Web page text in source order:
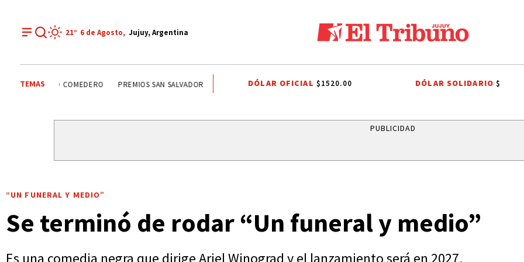
21° 6 de Agosto, Jujuy, Argentina
TEMAS SANTISIMO SALVADOR CARLOS SADIR ALTO COMEDERO PREMIOS SAN SALVADOR LEY DE PROPIEDAD PRIVADA LEY DE
DÓLAR OFICIAL $1520.00 DÓLAR SOLIDARIO$
PUBLICIDAD
“UN FUNERAL Y MEDIO”
Se terminó de rodar “Un funeral y medio”
Es una comedia negra que dirige Ariel Winograd y el lanzamiento será en 2027.